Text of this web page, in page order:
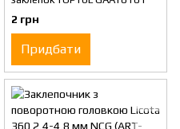
2 грн
Придбати